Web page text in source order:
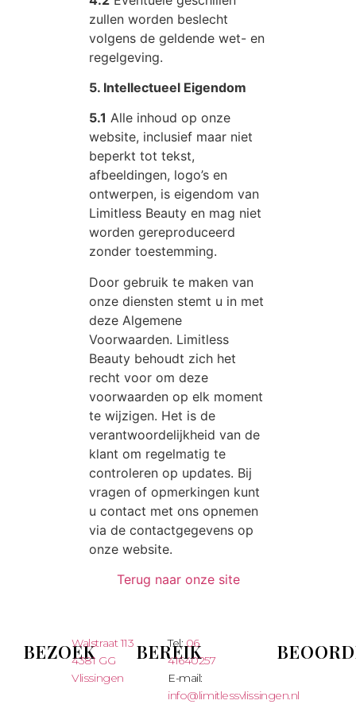
zullen worden beslecht
volgens de geldende wet- en
regelgeving.
5. Intellectueel Eigendom
5.1 Alle inhoud op onze
website, inclusief maar niet
beperkt tot tekst,
afbeeldingen, logo’s en
ontwerpen, is eigendom van
Limitless Beauty en mag niet
worden gereproduceerd
zonder toestemming.
Door gebruik te maken van
onze diensten stemt u in met
deze Algemene
Voorwaarden. Limitless
Beauty behoudt zich het
recht voor om deze
voorwaarden op elk moment
te wijzigen. Het is de
verantwoordelijkheid van de
klant om regelmatig te
controleren op updates. Bij
vragen of opmerkingen kunt
u contact met ons opnemen
via de contactgegevens op
onze website.
Terug naar onze site
BEZOEKWalstraat 113
4381 GG
Vlissingen
BEREIK
Tel:06
41640257
E-mail:
info@limitlessvlissingen.nl